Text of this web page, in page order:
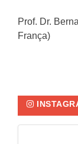
Prof. Dr.
França)